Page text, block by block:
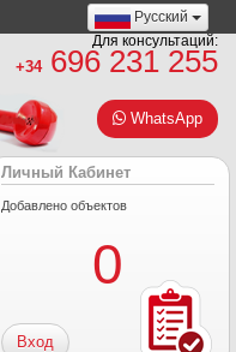
Русский
Для консультаций:
+34696 231 255
WhatsApp
Личный Кабинет
Добавлено объектов
0
Вход